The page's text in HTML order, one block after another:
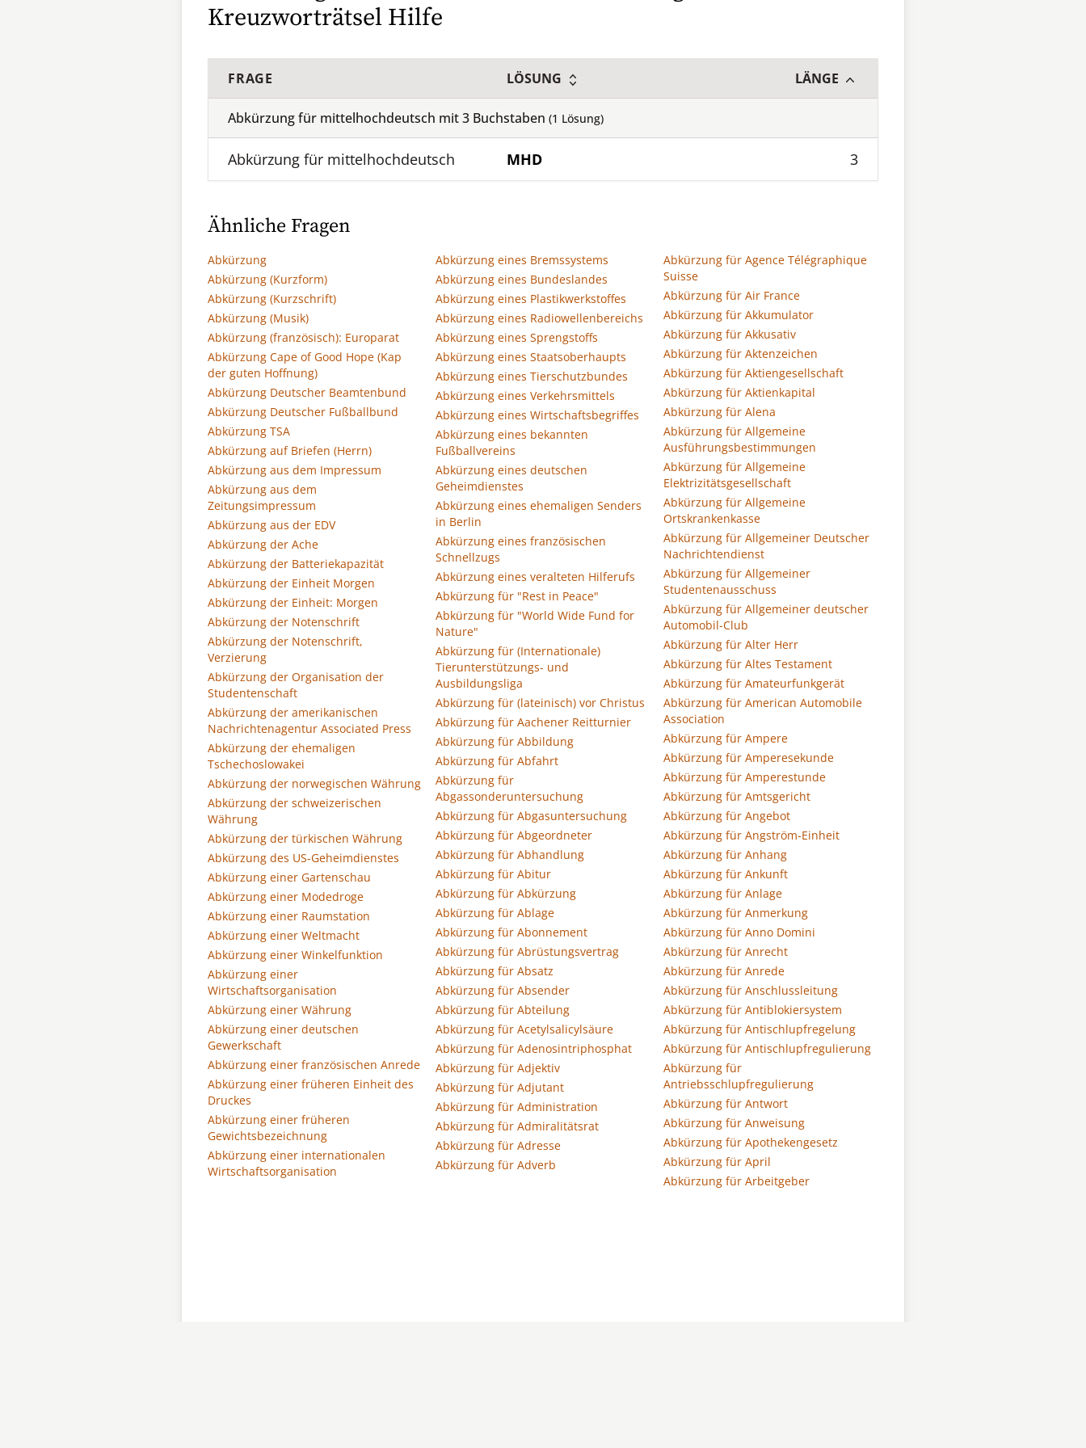
Kreuzworträtsel Hilfe
FRAGE LÖSUNG LÄNGE
Abkürzung für mittelhochdeutsch mit3 Buchstaben (1 Lösung)
Abkürzung für mittelhochdeutsch MHD 3
Ähnliche Fragen
Abkürzung
Abkürzung (Kurzform)
Abkürzung (Kurzschrift)
Abkürzung (Musik)
Abkürzung (französisch): Europarat
Abkürzung Cape of Good Hope (Kap
der guten Hoffnung)
Abkürzung Deutscher Beamtenbund
Abkürzung Deutscher Fußballbund
Abkürzung TSA
Abkürzung auf Briefen (Herrn)
Abkürzung aus dem Impressum
Abkürzung aus dem
Zeitungsimpressum
Abkürzung aus der EDV
Abkürzung der Ache
Abkürzung der Batteriekapazität
Abkürzung der Einheit Morgen
Abkürzung der Einheit: Morgen
Abkürzung der Notenschrift
Abkürzung der Notenschrift,
Verzierung
Abkürzung der Organisation der
Studentenschaft
Abkürzung der amerikanischen
Nachrichtenagentur Associated Press
Abkürzung der ehemaligen
Tschechoslowakei
Abkürzung der norwegischen Währung
Abkürzung der schweizerischen
Währung
Abkürzung der türkischen Währung
Abkürzung des US-Geheimdienstes
Abkürzung einer Gartenschau
Abkürzung einer Modedroge
Abkürzung einer Raumstation
Abkürzung einer Weltmacht
Abkürzung einer Winkelfunktion
Abkürzung einer
Wirtschaftsorganisation
Abkürzung einer Währung
Abkürzung einer deutschen
Gewerkschaft
Abkürzung einer französischen Anrede
Abkürzung einer früheren Einheit des
Druckes
Abkürzung einer früheren
Gewichtsbezeichnung
Abkürzung einer internationalen
Wirtschaftsorganisation
Abkürzung eines Bremssystems
Abkürzung eines Bundeslandes
Abkürzung eines Plastikwerkstoffes
Abkürzung eines Radiowellenbereichs
Abkürzung eines Sprengstoffs
Abkürzung eines Staatsoberhaupts
Abkürzung eines Tierschutzbundes
Abkürzung eines Verkehrsmittels
Abkürzung eines Wirtschaftsbegriffes
Abkürzung eines bekannten
Fußballvereins
Abkürzung eines deutschen
Geheimdienstes
Abkürzung eines ehemaligen Senders
in Berlin
Abkürzung eines französischen
Schnellzugs
Abkürzung eines veralteten Hilferufs
Abkürzung für "Rest in Peace"
Abkürzung für "World Wide Fund for
Nature"
Abkürzung für (Internationale)
Tierunterstützungs- und
Ausbildungsliga
Abkürzung für (lateinisch) vor Christus
Abkürzung für Aachener Reitturnier
Abkürzung für Abbildung
Abkürzung für Abfahrt
Abkürzung für
Abgassonderuntersuchung
Abkürzung für Abgasuntersuchung
Abkürzung für Abgeordneter
Abkürzung für Abhandlung
Abkürzung für Abitur
Abkürzung für Abkürzung
Abkürzung für Ablage
Abkürzung für Abonnement
Abkürzung für Abrüstungsvertrag
Abkürzung für Absatz
Abkürzung für Absender
Abkürzung für Abteilung
Abkürzung für Acetylsalicylsäure
Abkürzung für Adenosintriphosphat
Abkürzung für Adjektiv
Abkürzung für Adjutant
Abkürzung für Administration
Abkürzung für Admiralitätsrat
Abkürzung für Adresse
Abkürzung für Adverb
Abkürzung für Agence Télégraphique
Suisse
Abkürzung für Air France
Abkürzung für Akkumulator
Abkürzung für Akkusativ
Abkürzung für Aktenzeichen
Abkürzung für Aktiengesellschaft
Abkürzung für Aktienkapital
Abkürzung für Alena
Abkürzung für Allgemeine
Ausführungsbestimmungen
Abkürzung für Allgemeine
Elektrizitätsgesellschaft
Abkürzung für Allgemeine
Ortskrankenkasse
Abkürzung für Allgemeiner Deutscher
Nachrichtendienst
Abkürzung für Allgemeiner
Studentenausschuss
Abkürzung für Allgemeiner deutscher
Automobil-Club
Abkürzung für Alter Herr
Abkürzung für Altes Testament
Abkürzung für Amateurfunkgerät
Abkürzung für American Automobile
Association
Abkürzung für Ampere
Abkürzung für Amperesekunde
Abkürzung für Amperestunde
Abkürzung für Amtsgericht
Abkürzung für Angebot
Abkürzung für Angström-Einheit
Abkürzung für Anhang
Abkürzung für Ankunft
Abkürzung für Anlage
Abkürzung für Anmerkung
Abkürzung für Anno Domini
Abkürzung für Anrecht
Abkürzung für Anrede
Abkürzung für Anschlussleitung
Abkürzung für Antiblokiersystem
Abkürzung für Antischlupfregelung
Abkürzung für Antischlupfregulierung
Abkürzung für
Antriebsschlupfregulierung
Abkürzung für Antwort
Abkürzung für Anweisung
Abkürzung für Apothekengesetz
Abkürzung für April
Abkürzung für Arbeitgeber